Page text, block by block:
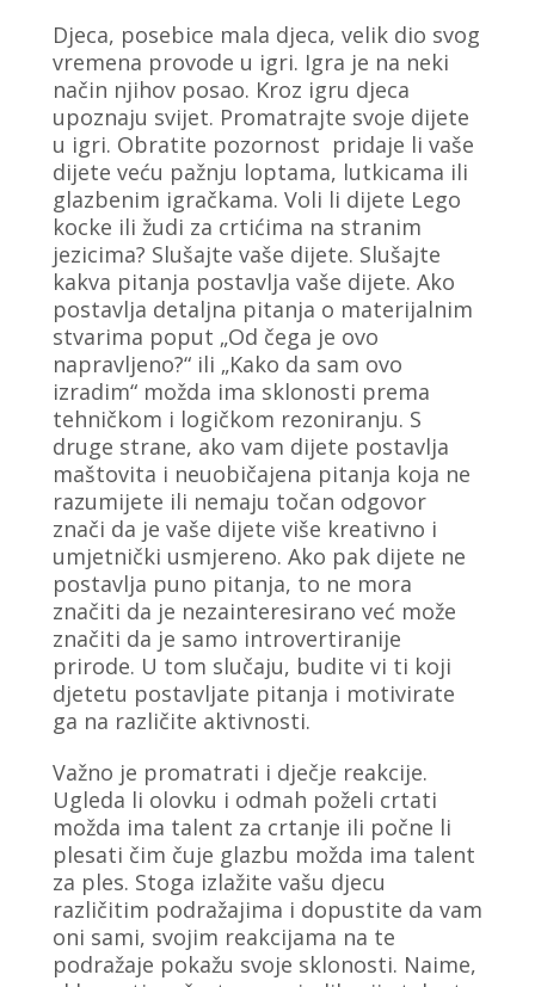
Djeca, posebice mala djeca, velik dio svog
vremena provode u igri. Igra je na neki
način njihov posao. Kroz igru djeca
upoznaju svijet. Promatrajte svoje dijete
u igri. Obratite pozornost pridaje li vaše
dijete veću pažnju loptama, lutkicama ili
glazbenim igračkama. Voli li dijete Lego
kocke ili žudi za crtićima na stranim
jezicima? Slušajte vaše dijete. Slušajte
kakva pitanja postavlja vaše dijete. Ako
postavlja detaljna pitanja o materijalnim
stvarima poput „Od čega je ovo
napravljeno?“ ili „Kako da sam ovo
izradim“ možda ima sklonosti prema
tehničkom i logičkom rezoniranju. S
druge strane, ako vam dijete postavlja
maštovita i neuobičajena pitanja koja ne
razumijete ili nemaju točan odgovor
znači da je vaše dijete više kreativno i
umjetnički usmjereno. Ako pak dijete ne
postavlja puno pitanja, to ne mora
značiti da je nezainteresirano već može
značiti da je samo introvertiranije
prirode. U tom slučaju, budite vi ti koji
djetetu postavljate pitanja i motivirate
ga na različite aktivnosti.
Važno je promatrati i dječje reakcije.
Ugleda li olovku i odmah poželi crtati
možda ima talent za crtanje ili počne li
plesati čim čuje glazbu možda ima talent
za ples. Stoga izlažite vašu djecu
različitim podražajima i dopustite da vam
oni sami, svojim reakcijama na te
podražaje pokažu svoje sklonosti. Naime,